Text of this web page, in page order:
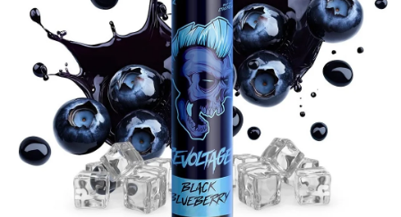
DÁRKOVÉ VOUCHERY
ATOMIZÉRY A CARTRIDGE
BATERIE A NABÍJEČKY
GRIPY & MODY